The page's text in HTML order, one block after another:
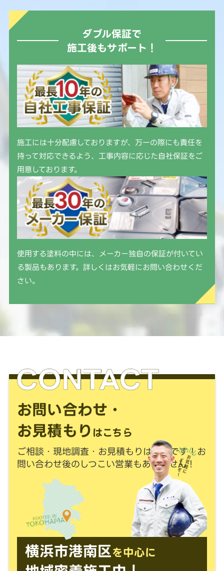
ダブル保証で
施工後もサポート！
施工には十分配慮しておりますが、万一の際にも責任を
持って対応できるよう、工事内容に応じた自社保証をご
用意しております。
使用する塗料の中には、メーカー独自の保証が付いてい
る製品もあります。詳しくはお気軽にお問い合わせくだ
さい。
お問い合わせ・
お見積もり はこちら
ご相談・現地調査・お見積もりは無料です！お
問い合わせ後のしつこい営業もありません！
横浜市港南区 を中心に